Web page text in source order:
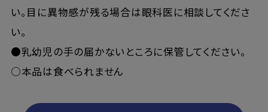
い。目に異物感が残る場合は眼科医に相談してくださ
い。
●乳幼児の手の届かないところに保管してください。
○本品は食べられません